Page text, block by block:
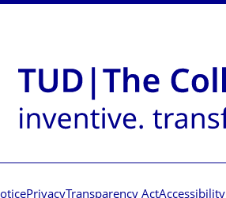
PrivacyTransparency ActAccessibility